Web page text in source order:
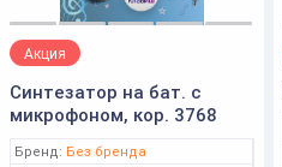
Акция
Синтезатор на бат. с
микрофоном, кор. 3768
Бренд: Без бренда